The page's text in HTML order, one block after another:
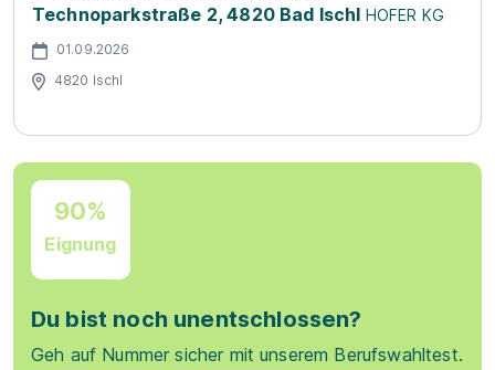
Technoparkstraße 2, 4820 Bad Ischl HOFER KG
01.09.2026
4820 Ischl
90%
Eignung
Du bist noch unentschlossen?
Geh auf Nummer sicher mit unserem Berufswahltest.